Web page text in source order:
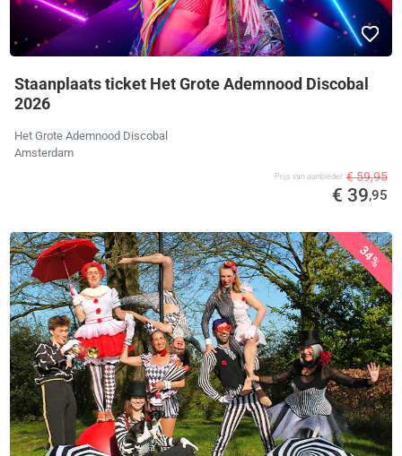
Staanplaats ticket Het Grote Ademnood Discobal
2026
Het Grote Ademnood Discobal
Amsterdam
Prijs van aanbieder € 59,95
€ 39,95
34%